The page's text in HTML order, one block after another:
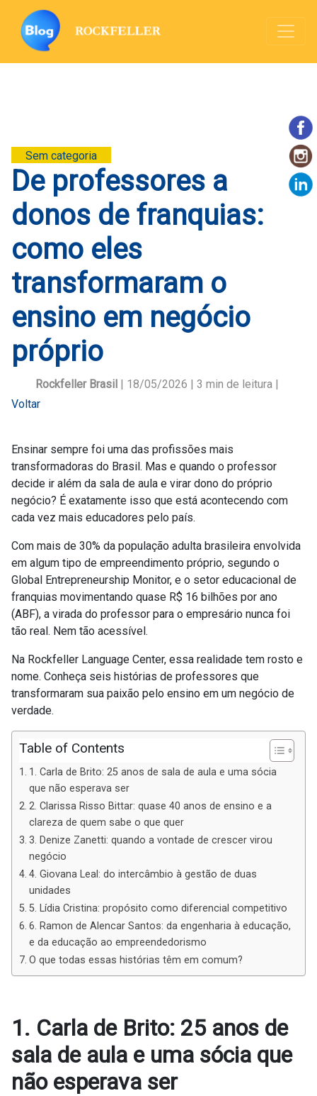
Sem categoria
De professores a
donos de franquias:
como eles
transformaram o
ensino em negócio
próprio
Rockfeller Brasil | 18/05/2026 | 3 min de leitura |
Voltar
Ensinar sempre foi uma das profissões mais
transformadoras do Brasil. Mas e quando o professor
decide ir além da sala de aula e virar dono do próprio
negócio? É exatamente isso que está acontecendo com
cada vez mais educadores pelo país.
Com mais de 30% da população adulta brasileira envolvida
em algum tipo de empreendimento próprio, segundo o
Global Entrepreneurship Monitor, e o setor educacional de
franquias movimentando quase R$ 16 bilhões por ano
(ABF), a virada do professor para o empresário nunca foi
tão real. Nem tão acessível.
Na Rockfeller Language Center, essa realidade tem rosto e
nome. Conheça seis histórias de professores que
transformaram sua paixão pelo ensino em um negócio de
verdade.
Table of Contents
1. Carla de Brito: 25 anos de sala de aula e uma sócia
que não esperava ser
2. Clarissa Risso Bittar: quase 40 anos de ensino e a
clareza de quem sabe o que quer
3. Denize Zanetti: quando a vontade de crescer virou
negócio
4. Giovana Leal: do intercâmbio à gestão de duas
unidades
5. Lídia Cristina: propósito como diferencial competitivo
6. Ramon de Alencar Santos: da engenharia à educação,
e da educação ao empreendedorismo
O que todas essas histórias têm em comum?
1. Carla de Brito: 25 anos de
sala de aula e uma sócia que
não esperava ser